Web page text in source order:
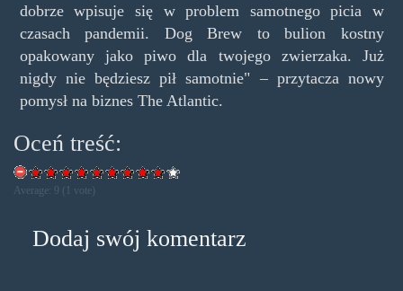
dobrze wpisuje się w problem samotnego picia w
czasach pandemii. Dog Brew to bulion kostny
opakowany jako piwo dla twojego zwierzaka. Już
nigdy nie będziesz pił samotnie" – przytacza nowy
pomysł na biznes The Atlantic.
Oceń treść:
Average: 9 ( vote)
Dodaj swój komentarz